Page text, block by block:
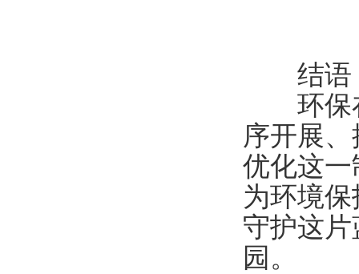
结语
环保在
序开展
优化这
为环境
守护这
园。